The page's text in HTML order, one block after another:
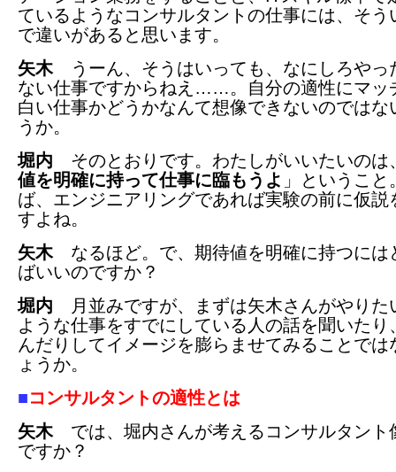
ているようなコンサルタントの仕事には、そう
で違いがあると思います。
矢木うーん、そうはいっても、なにしろやっ
ない仕事ですからねえ……。自分の適性にマッ
白い仕事かどうかなんて想像できないのではな
うか。
堀内 そのとおりです。わたしがいいたいのは
値を明確に持って仕事に臨もうよ 」ということ
ば、エンジニアリングであれば実験の前に仮説
すよね。
矢木なるほど。で、期待値を明確に持つには
ばいいのですか？
堀内 月並みですが、まずは矢木さんがやりた
ような仕事をすでにしている人の話を聞いたり
んだりしてイメージを膨らませてみることでは
ょうか。
■コンサルタントの適性とは
矢木では、堀内さんが考えるコンサルタント
ですか？